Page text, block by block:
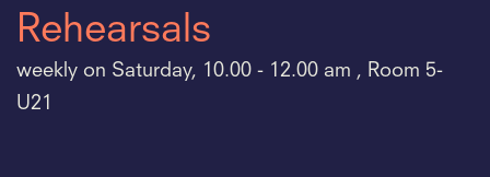
Rehearsals
weekly on Saturday, 10.00 - 12.00 am , Room 5-
U21